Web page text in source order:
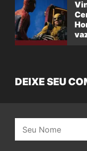
DEIXE SEU